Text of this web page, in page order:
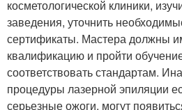
косметологической клиники,
заведения, уточнить
сертификаты. Мастера должны
квалификацию и пройти
соответствовать стандартам.
процедуры лазерной эпиляции
серьезные ожоги, могут